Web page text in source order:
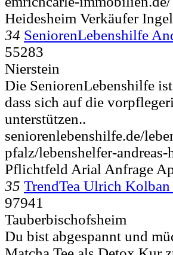
Heidesheim Verkäufer
34 SeniorenLebenshilfe
55283
Nierstein
Die SeniorenLebenshilfe
dass sich auf die
unterstützen..
seniorenlebenshilfe.de/
pfalz/lebenshelfer-
Pflichtfeld Arial Anfrage
35 TrendTea Ulrich Kolban
97941
Tauberbischofsheim
Du bist abgespannt und